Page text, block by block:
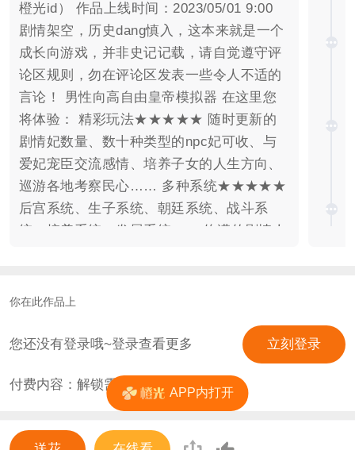
橙光id） 作品上线时间：2023/05/01 9:00
剧情架空，历史dang慎入，这本来就是一个
成长向游戏，并非史记记载，请自觉遵守评
论区规则，勿在评论区发表一些令人不适的
言论！ 男性向高自由皇帝模拟器 在这里您
将体验： 精彩玩法★★★★★ 随时更新的
剧情妃数量、数十种类型的npc妃可收、与
爱妃宠臣交流感情、培养子女的人生方向、
巡游各地考察民心…… 多种系统★★★★★
后宫系统、生子系统、朝廷系统、战斗系
统、培养系统、发展系统…… 饱满的剧情人
重结局的剧情妃★★★★★ 每个独一无二的
妃带来的主控特殊结局、剧情妃为主控带来
的专属物品…… 体验史上最爽皇帝人生
★★★★★★ 自由！剧情丰满！！
苏！！！爽！！！！ 【关于作品】 作者：
衍离书 制作：小炎 剧本：纤漠荧尘 【更新
你在此作品上
您还没有登录哦~登录查看更多 立刻登录
付费内容：解锁需 30 花
APP内打开